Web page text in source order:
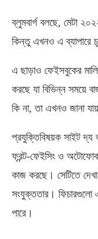
ব্লুমবার্গ বলছে, মেটা
কিন্তু এখনও এ ব্যাপারে
এ ছাড়াও ফেইসবুকের
করছে যা বিভিন্ন সময়ে
কি না, তা এখনও জানা
প্রযুক্তিবিষয়ক সাইট
ফ্রন্ট-ফেইসিং ও
কাজ করছে। সেটিতে
সংযুক্ততার। ফিচারগুলো
পারে।